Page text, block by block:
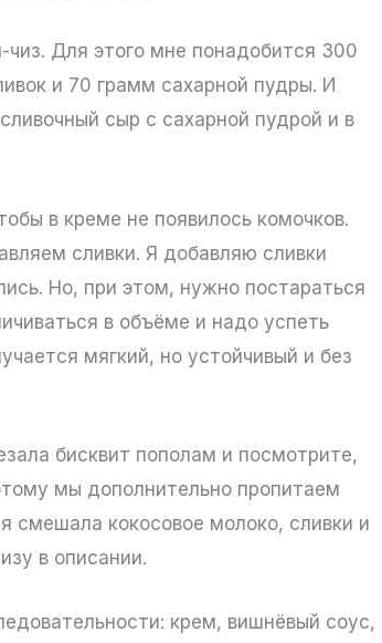
Для этого мне понадобится 300
и 70 грамм сахарной пудры. И
сыр с сахарной пудрой и в
в креме не появилось комочков.
сливки. Я добавляю сливки
Но, при этом, нужно постараться
в объёме и надо успеть
мягкий, но устойчивый и без
бисквит пополам и посмотрите,
мы дополнительно пропитаем
смешала кокосовое молоко, сливки и
в описании.
крем, вишнёвый соус,